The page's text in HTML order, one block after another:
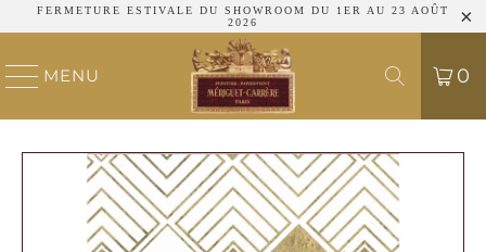
FERMETURE ESTIVALE DU SHOWROOM DU 1ER AU 23 AOÛT
2026
MENU 0